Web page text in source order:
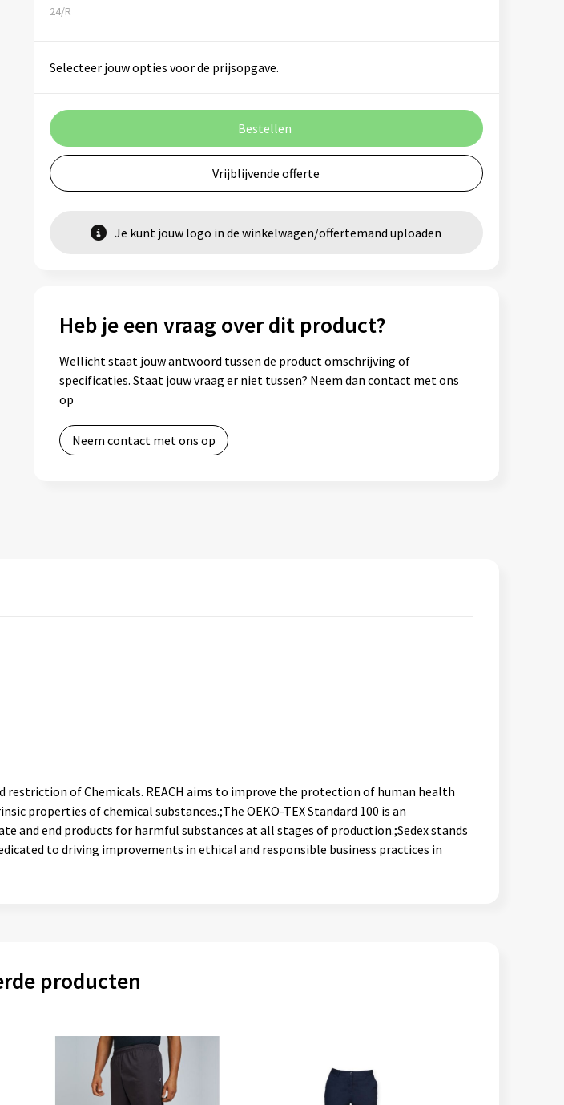
24/R
Selecteer jouw opties voor de prijsopgave.
Bestellen
Vrijblijvende offerte
Je kunt jouw logo in de winkelwagen/offertemand uploaden
Heb je een vraag over dit product?
Wellicht staat jouw antwoord tussen de product omschrijving of
specificaties. Staat jouw vraag er niet tussen? Neem dan contact met ons
op
Neem contact met ons op
restriction of Chemicals. REACH aims to improve the protection of human health
properties of chemical substances.;The OEKO-TEX Standard 100 is an
end products for harmful substances at all stages of production.;Sedex stands
to driving improvements in ethical and responsible business practices in
producten